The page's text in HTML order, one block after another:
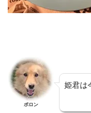
ポロン
姫君は